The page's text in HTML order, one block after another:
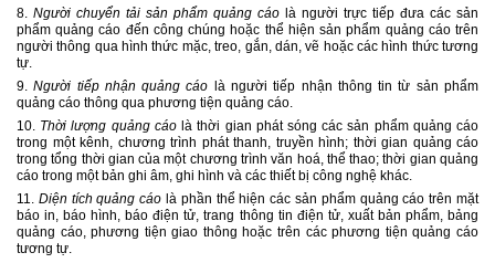
8. Người chuyển tải sản phẩm quảng cáo là người trực tiếp đưa các sản
phẩm quảng cáo đến công chúng hoặc thể hiện sản phẩm quảng cáo trên
người thông qua hình thức mặc, treo, gắn, dán, vẽ hoặc các hình thức tương
tự.
9.Người tiếp nhận quảng cáo là người tiếp nhận thông tin từ sản phẩm
quảng cáo thông qua phương tiện quảng cáo.
10. Thời lượng quảng cáolà thời gian phát sóng các sản phẩm quảng cáo
trong một kênh, chương trình phát thanh, truyền hình; thời gian quảng cáo
trong tổng thời gian của một chương trình văn hoá, thể thao; thời gian quảng
cáo trong một bản ghi âm, ghi hình và các thiết bị công nghệ khác.
11. Diện tích quảng cáo là phần thể hiện các sản phẩm quảng cáo trên mặt
báo in, báo hình, báo điện tử, trang thông tin điện tử, xuất bản phẩm, bảng
quảng cáo, phương tiện giao thông hoặc trên cácphương tiện quảng cáo
tương tự.